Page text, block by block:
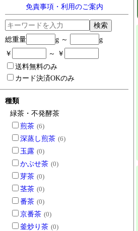
免責事項・利用のご案内
検索
総重量 g ～
g
￥
～ ￥
送料無料のみ
カード決済OKのみ
種類
緑茶・不発酵茶
煎茶 (6)
深蒸し煎茶 (6)
玉露 (0)
かぶせ茶 (0)
芽茶 (0)
茎茶 (0)
番茶 (0)
京番茶 (0)
釜炒り茶 (0)